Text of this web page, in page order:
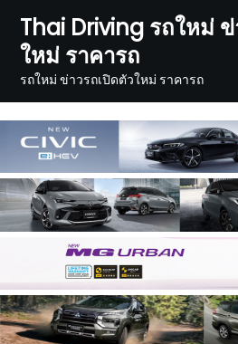
content
Thai Driving รถใหม่
ใหม่ ราคารถ
รถใหม่ ข่าวรถเปิดตัวใหม่ ราคารถ